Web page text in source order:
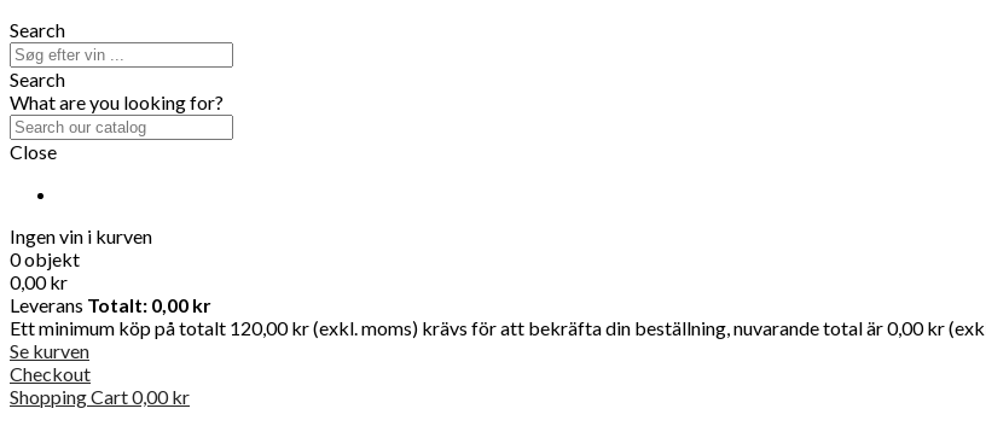
Search
Search
What are you looking for?
Close
Ingen vin i kurven
0 objekt
0,00 kr
Leverans Totalt: 0,00 kr
Ett minimum köp på totalt 120,00 kr (exkl. moms) krävs för att bekräfta din beställning, nuvarande total är 0,00 kr
Se kurven
Checkout
Shopping Cart0,00 kr